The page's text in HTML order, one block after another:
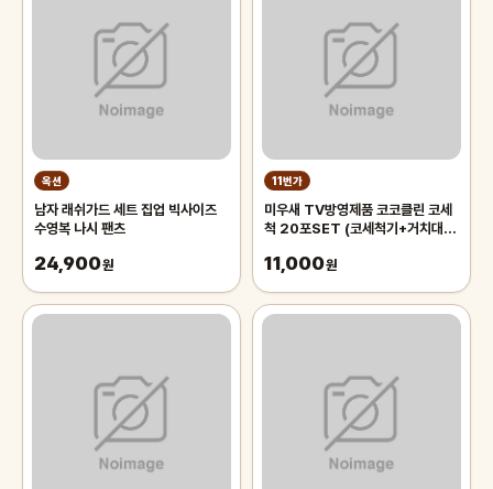
옥션
남자 래쉬가드 세트 집업 빅사이즈
수영복 나시 팬츠
24,900원
11번가
미우새 TV방영제품 코코클린 코세
척 20포SET (코세척기+거치대
11,000원